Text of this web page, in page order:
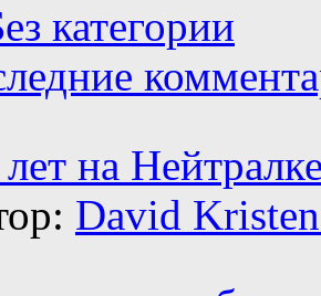
категории
на
David